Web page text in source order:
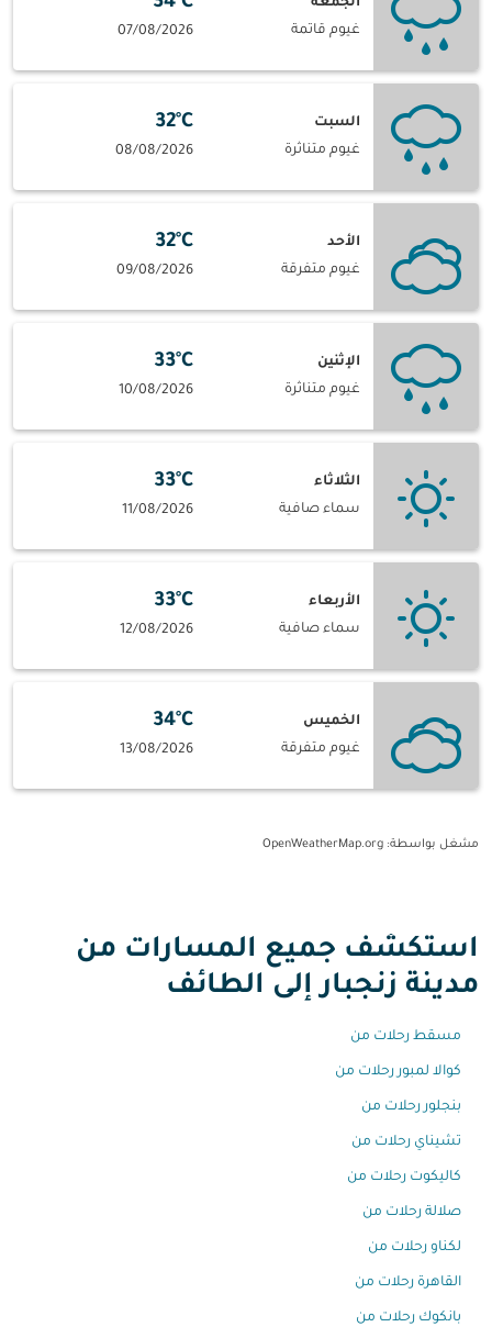
غيوم قاتمة
07/08/2026
السبت
غيوم متناثرة
32°C
08/08/2026
الأحد
غيوم متفرقة
32°C
09/08/2026
الإثنين
غيوم متناثرة
33°C
10/08/2026
الثلاثاء
سماء صافية
33°C
11/08/2026
الأربعاء
سماء صافية
33°C
12/08/2026
الخميس
غيوم متفرقة
34°C
13/08/2026
مشغل بواسطة: OpenWeatherMap.org
استكشف جميع المسارات من
مدينة زنجبار إلى الطائف
مسقط رحلات من
كوالا لمبور رحلات من
بنجلور رحلات من
تشيناي رحلات من
كاليكوت رحلات من
صلالة رحلات من
لكناو رحلات من
القاهرة رحلات من
بانكوك رحلات من